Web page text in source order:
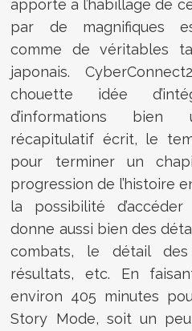
apporté à l’habillage de
par de magnifiques
comme de véritables
japonais.
chouette idée
d’informations
récapitulatif écrit, le
pour terminer un
progression de l’histoire
la possibilité
donne aussi bien des
combats, le détail
résultats, etc. En
environ 405 minutes
Story Mode, soit un